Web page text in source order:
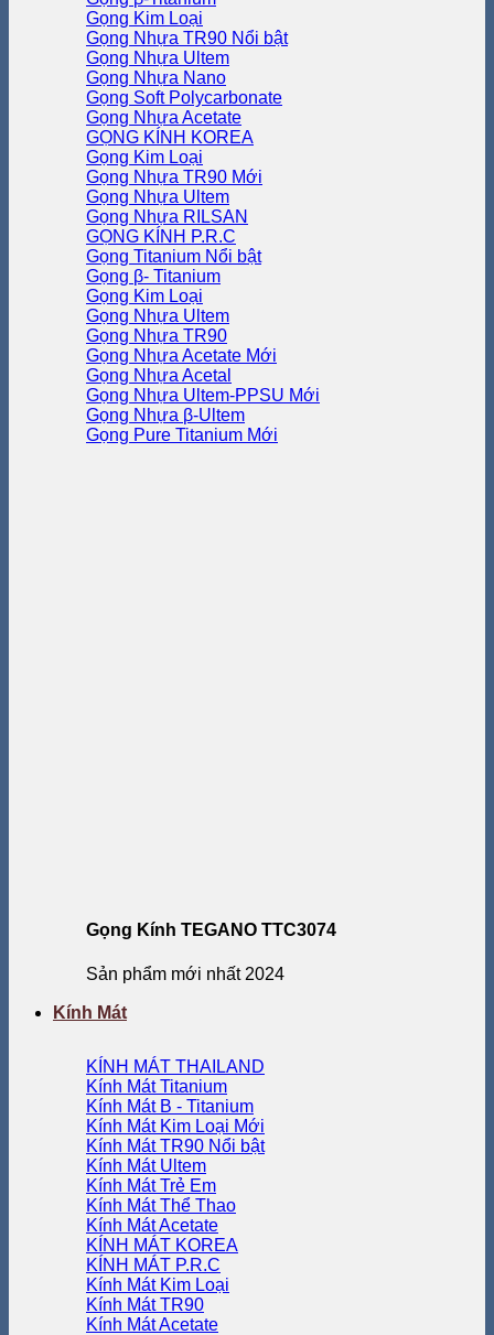
Gọng Kim Loại
Gọng Nhựa TR90
Gọng Nhựa Ultem
Gọng Nhựa Nano
Gọng Soft Polycarbonate
Gọng Nhựa Acetate
GỌNG KÍNH KOREA
Gọng Kim Loại
Gọng Nhựa TR90
Gọng Nhựa Ultem
Gọng Nhựa RILSAN
GỌNG KÍNH P.R.C
Gọng Titanium
Gọng β- Titanium
Gọng Kim Loại
Gọng Nhựa Ultem
Gọng Nhựa TR90
Gọng Nhựa Acetate
Gọng Nhựa Acetal
Gọng Nhựa Ultem-PPSU
Gọng Nhựa β-Ultem
Gọng Pure Titanium
Gọng Kính TEGANO TTC3074
Sản phẩm mới nhất 2024
Kính Mát
KÍNH MÁT THAILAND
Kính Mát Titanium
Kính Mát B - Titanium
Kính Mát Kim Loại
Kính Mát TR90
Kính Mát Ultem
Kính Mát Trẻ Em
Kính Mát Thể Thao
Kính Mát Acetate
KÍNH MÁT KOREA
KÍNH MÁT P.R.C
Kính Mát Kim Loại
Kính Mát TR90
Kính Mát Acetate